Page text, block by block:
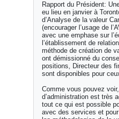
Rapport du Président:
eu lieu en janvier à
d’Analyse de la valeur
(encourager l’usage de
avec une emphase sur
l’établissement de
méthode de création de
ont démissionné du
positions, Directeur des
sont disponibles pour
Comme vous pouvez
d’administration est très
tout ce qui est possible
avec des services et